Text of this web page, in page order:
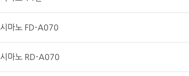
시마노 FD-A070
시마노 RD-A070